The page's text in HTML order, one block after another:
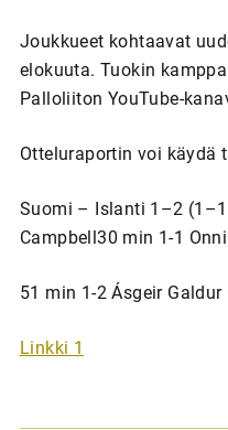
Joukkueet kohtaavat
elokuuta. Tuokin
Palloliiton YouTube-
Otteluraportin voi käydä
Suomi – Islanti 1–2
Campbell30 min 1-1
51 min 1-2 Ásgeir
Linkki 1